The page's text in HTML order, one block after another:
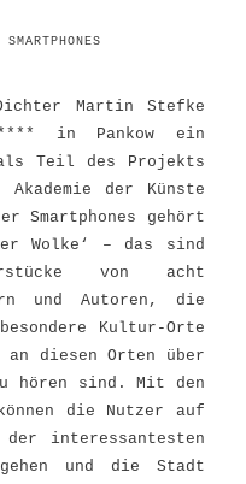
Martin Stefke
in Pankow ein
Teil des Projekts
der Künste
Smartphones gehört
Wolke‘ – das sind
von acht
und Autoren, die
Kultur-Orte
diesen Orten über
hören sind. Mit den
die Nutzer auf
der interessantesten
und die Stadt